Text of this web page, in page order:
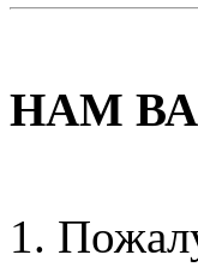
НАМ